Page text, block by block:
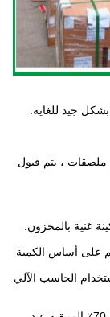
جيد للغاية.
، يتم قبول
غنية بالمخزون.
على أساس الكمية
الحاسب الآلي